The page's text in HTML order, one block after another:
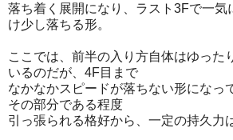
落ち着く展開になり、ラスト3Fで一気
け少し落ちる形。
ここでは、前半の入り方自体はゆった
いるのだが、4F目まで
なかなかスピードが落ちない形になっ
その部分である程度
引っ張られる格好から、一定の持久力